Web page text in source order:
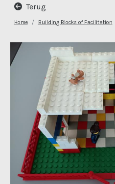
Terug
Home Building Blocks of Facilitation